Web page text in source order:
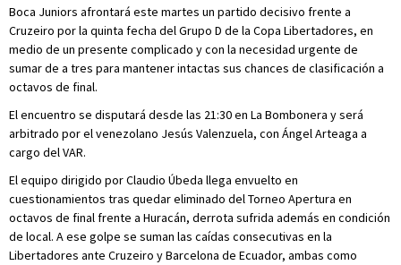
Boca Juniors afrontará este martes un partido decisivo frente a
Cruzeiro por la quinta fecha del Grupo D de la Copa Libertadores, en
medio de un presente complicado y con la necesidad urgente de
sumar de a tres para mantener intactas sus chances de clasificación a
octavos de final.
El encuentro se disputará desde las 21:30 en La Bombonera y será
arbitrado por el venezolano Jesús Valenzuela, con Ángel Arteaga a
cargo del VAR.
El equipo dirigido por Claudio Úbeda llega envuelto en
cuestionamientos tras quedar eliminado del Torneo Apertura en
octavos de final frente a Huracán, derrota sufrida además en condición
de local. A ese golpe se suman las caídas consecutivas en la
Libertadores ante Cruzeiro y Barcelona de Ecuador, ambas como